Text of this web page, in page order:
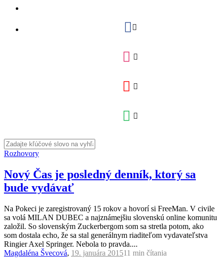
Rozhovory
Nový Čas je posledný denník, ktorý sa
bude vydávať
Na Pokeci je zaregistrovaný 15 rokov a hovorí si FreeMan. V civile
sa volá MILAN DUBEC a najznámejšiu slovenskú online komunitu
založil. So slovenským Zuckerbergom som sa stretla potom, ako
som dostala echo, že sa stal generálnym riaditeľom vydavateľstva
Ringier Axel Springer. Nebola to pravda....
Magdaléna Švecová, 19. januára 201511 min čítania